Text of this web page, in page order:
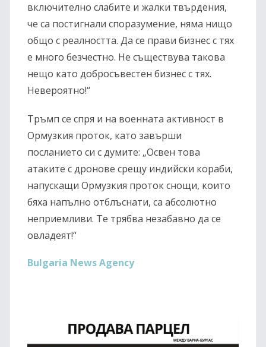
включително слабите и жалки твърдения,
че са постигнали споразумение, няма нищо
общо с реалността. Да се прави бизнес с тях
е много безчестно. Не съществува такова
нещо като добросъвестен бизнес с тях.
Невероятно!“
Тръмп се спря и на военната активност в
Ормузкия проток, като завърши
посланието си с думите: „Освен това
атаките с дронове срещу индийски кораби,
напускащи Ормузкия проток снощи, които
бяха напълно отблъснати, са абсолютно
неприемливи. Те трябва незабавно да се
овладеят!“
Bulgaria News Agency